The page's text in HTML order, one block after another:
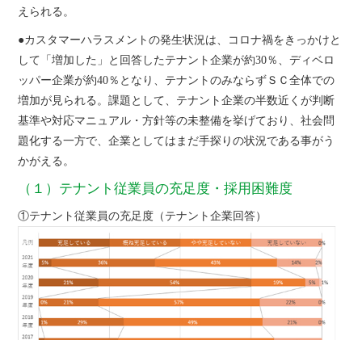
えられる。
●カスタマーハラスメントの発生状況は、コロナ禍をきっかけと
して「増加した」と回答したテナント企業が約30％、ディベロ
ッパー企業が約40％となり、テナントのみならずＳＣ全体での
増加が見られる。課題として、テナント企業の半数近くが判断
基準や対応マニュアル・方針等の未整備を挙げており、社会問
題化する一方で、企業としてはまだ手探りの状況である事がう
かがえる。
（１）テナント従業員の充足度・採用困難度
①テナント従業員の充足度（テナント企業回答）